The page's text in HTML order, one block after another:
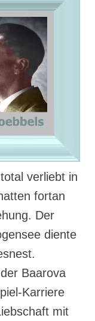
verliebt in
fortan
Der
diente
Baarova
Karriere
mit